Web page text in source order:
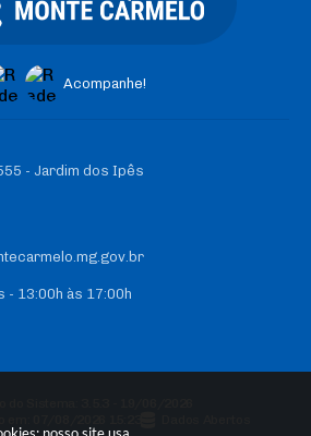
Acompanhe!
- Jardim dos Ipês
- 13:00h às 17:00h